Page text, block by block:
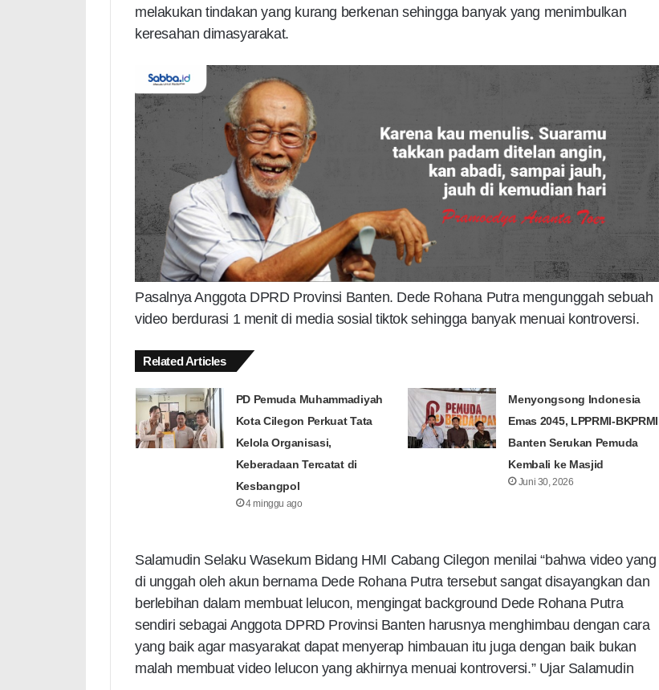
melakukan tindakan yang kurang berkenan sehingga banyak yang menimbulkan
keresahan dimasyarakat.
Pasalnya Anggota DPRD Provinsi Banten. Dede Rohana Putra mengunggah sebuah
video berdurasi 1 menit di media sosial tiktok sehingga banyak menuai kontroversi.
Related Articles
PD Pemuda Muhammadiyah
Kota Cilegon Perkuat Tata
Kelola Organisasi,
Keberadaan Tercatat di
Kesbangpol
4 minggu ago
Menyongsong Indonesia
Emas 2045, LPPRMI-BKPRMI
Banten Serukan Pemuda
Kembali ke Masjid
Juni 30, 2026
Salamudin Selaku Wasekum Bidang HMI Cabang Cilegon menilai “bahwa video yang
di unggah oleh akun bernama Dede Rohana Putra tersebut sangat disayangkan dan
berlebihan dalam membuat lelucon, mengingat background Dede Rohana Putra
sendiri sebagai Anggota DPRD Provinsi Banten harusnya menghimbau dengan cara
yang baik agar masyarakat dapat menyerap himbauan itu juga dengan baik bukan
malah membuat video lelucon yang akhirnya menuai kontroversi.” Ujar Salamudin